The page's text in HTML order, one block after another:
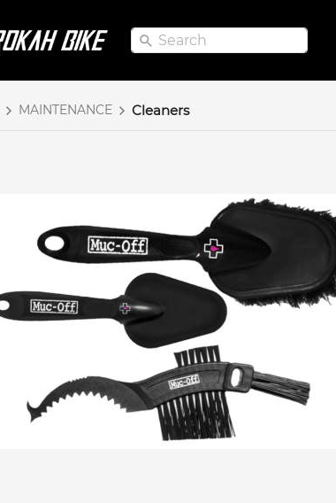
Search
Search
MAINTENANCE Cleaners